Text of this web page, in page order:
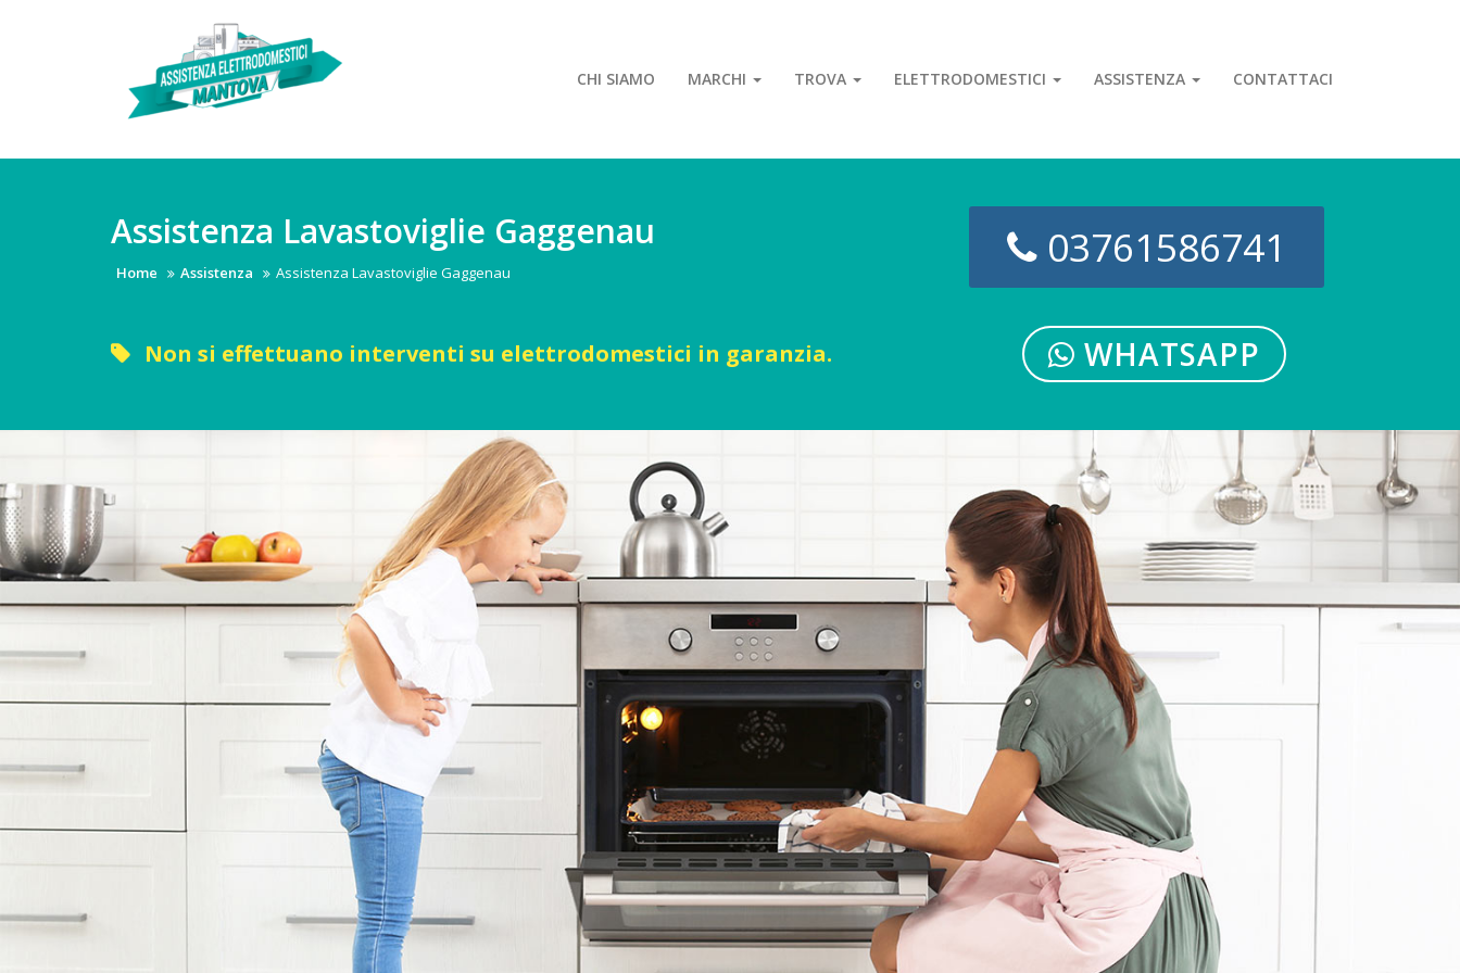
CHI SIAMO
MARCHI TROVA ELETTRODOMESTICI ASSISTENZA CONTATTACI
Assistenza Lavastoviglie Gaggenau
Home Assistenza Assistenza Lavastoviglie Gaggenau 03761586741
Non si effettuano interventi su elettrodomestici in garanzia. WHATSAPP